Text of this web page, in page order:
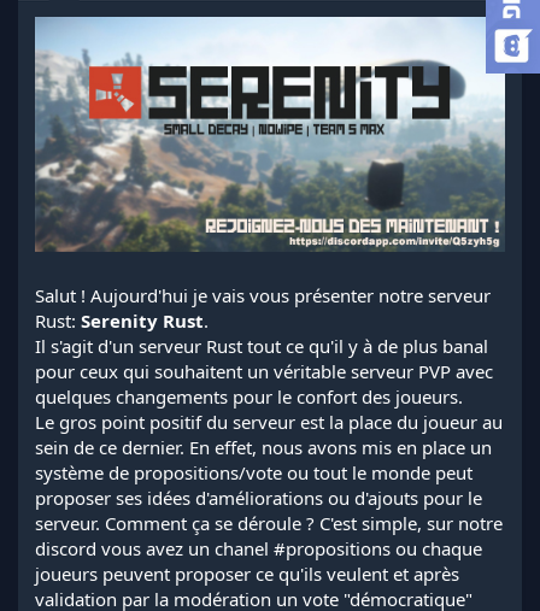
e
l
a
d
i
s
c
u
s
o
n
Salut ! Aujourd'hui je vais vous présenter notre serveur
Rust: Serenity Rust.
Il s'agit d'un serveur Rust tout ce qu'il y à de plus banal
pour ceux qui souhaitent un véritable serveur PVP avec
quelques changements pour le confort des joueurs.
Le gros point positif du serveur est la place du joueur au
sein de ce dernier. En effet, nous avons mis en place un
système de propositions/vote ou tout le monde peut
proposer ses idées d'améliorations ou d'ajouts pour le
serveur. Comment ça se déroule ? C'est simple, sur notre
discord vous avez un chanel #propositions ou chaque
joueurs peuvent proposer ce qu'ils veulent et après
validation par la modération un vote "démocratique"